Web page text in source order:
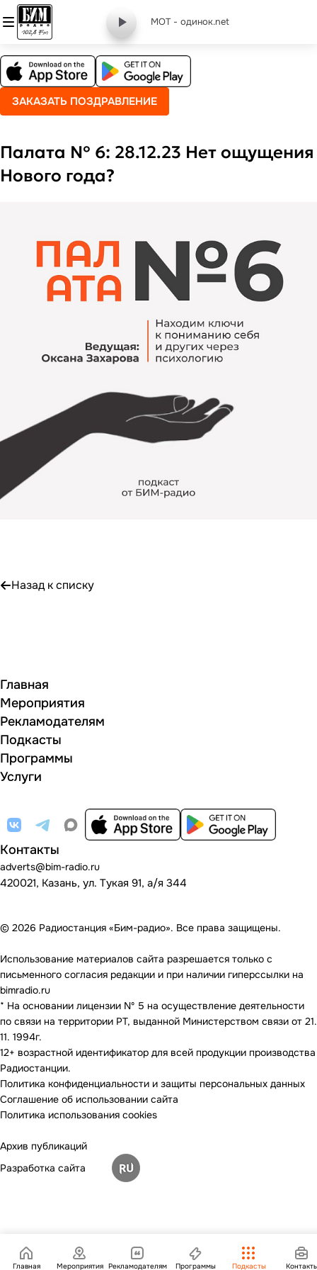
МОТ - одинок.net
ЗАКАЗАТЬ ПОЗДРАВЛЕНИЕ
Палата № 6: 28.12.23 Нет ощущения
Нового года?
Назад к списку
Главная
Мероприятия
Рекламодателям
Подкасты
Программы
Услуги
Контакты
adverts@bim-radio.ru
420021, Казань, ул. Тукая 91, а/я 344
© 2026 Радиостанция «Бим-радио». Все права защищены.
Использование материалов сайта разрешается только с
письменного согласия редакции и при наличии гиперссылки на
bimradio.ru
* На основании лицензии Nº 5 на осуществление деятельности
по связи на территории РТ, выданной Министерством связи от 21.
11. 1994г.
12+ возрастной идентификатор для всей продукции производства
Радиостанции.
Политика конфиденциальности и защиты персональных данных
Соглашение об использовании сайта
Политика использования cookies
Архив публикаций
Разработка сайта
Главная Мероприятия Рекламодателям Программы Подкасты